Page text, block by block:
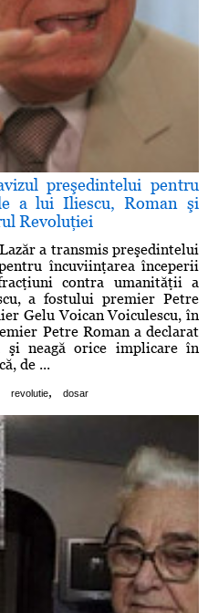
preşedintelui pentru
a lui Iliescu, Roman şi
Revoluţiei
a transmis preşedintelui
încuviinţarea începerii
contra umanităţii a
a fostului premier Petre
Gelu Voican Voiculescu, în
Petre Roman a declarat
şi neagă orice implicare în
de ...
revolutie, dosar